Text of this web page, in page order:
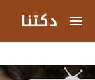
دكتنا